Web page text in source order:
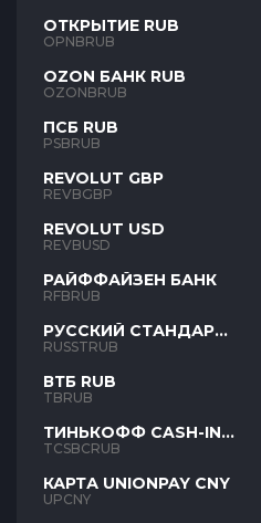
ОТКРЫТИЕ RUB
OPNBRUB
OZON БАНК RUB
OZONBRUB
ПСБ RUB
PSBRUB
REVOLUT GBP
REVBGBP
REVOLUT USD
REVBUSD
РАЙФФАЙЗЕН БАНК
RFBRUB
РУССКИЙ СТАНДАРТ
RUB
RUSSTRUB
ВТБ RUB
TBRUB
ТИНЬКОФФ CASH-IN
RUB
TCSBCRUB
КАРТА UNIONPAY CNY
UPCNY